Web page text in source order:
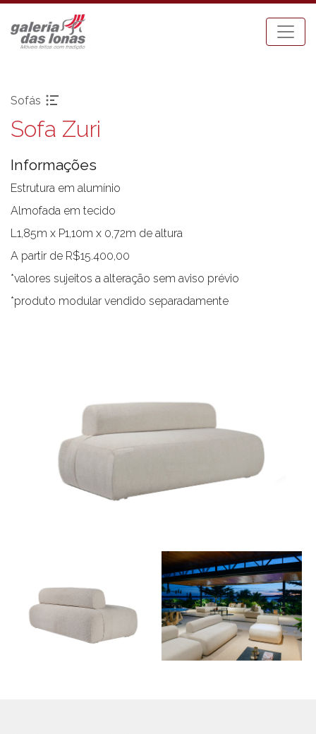
Sofás
Pronta-entrega
Aparadores
Balanços
Bancos
Cadeiras com braço
Cadeiras sem braço
Chaises
Carro Bar
Sofás
Tenda Riviera
Sofa Zuri
Informações
Estrutura em alumínio
Almofada em tecido
L1,85m x P1,10m x 0,72m de altura
A partir de R$15.400,00
*valores sujeitos a alteração sem aviso prévio
*produto modular vendido separadamente